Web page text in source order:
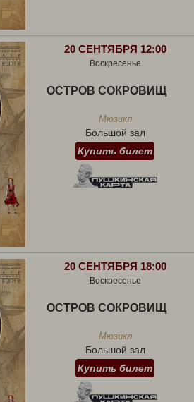
20 СЕНТЯБРЯ 12:00
Воскресенье
ОСТРОВ СОКРОВИЩ
Мюзикл
Большой зал
Купить билет
20 СЕНТЯБРЯ 18:00
Воскресенье
ОСТРОВ СОКРОВИЩ
Мюзикл
Большой зал
Купить билет